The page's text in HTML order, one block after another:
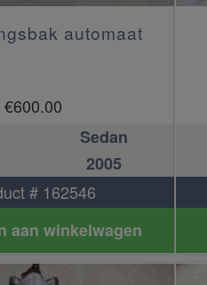
automaat
€600.00
Sedan
2005
# 162546
aan winkelwagen